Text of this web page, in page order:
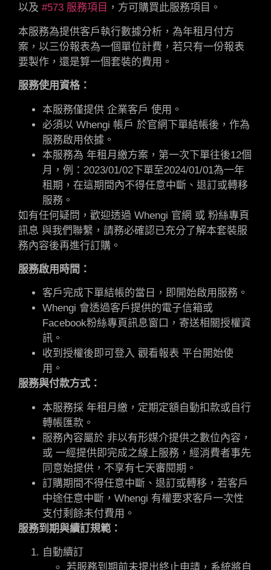
以及 #573 服務項目 ，方可購買此服務項目。
本服務為提供客戶執行數據分析，為年租月付方
案，以三份報表為一個單位計費，若只有一份報表
要製作，還是算一個套裝的費用。
服務使用資格：
本服務僅提供 企業客戶 使用。
必須以 Whengi 帳戶 於官網下單結帳後，作為
服務啟用依據。
本服務為 年租月繳方案，第一次下單往後12個
月，例：2023/01/02下單至2024/01/01為一年
租期，在這期間內不得任意中斷、退訂或轉移
服務。
如有任何疑問，歡迎透過 Whengi 官網 或 粉絲專頁
訊息 與我們聯繫，請務必確認已充分了解本套裝服
務內容後再進行訂購。
服務啟用時間：
客戶完成下單結帳的當日，即開始啟用服務。
Whengi 會透過客戶提供的電子信箱或
Facebook粉絲專頁訊息窗口，寄送相關授權資
訊。
收到授權後即可登入 觀看報表 平台開始使
用。
服務與付款方式：
本服務採 年租月繳，定期定額自動扣款或自行
轉帳匯款。
服務內容屬於 非以有形媒介提供之數位內容，
或 一經提供即完成之線上服務，經消費者事先
同意始提供，不享有七天審閱期。
訂購期間不得任意中斷、退訂或轉移，若客戶
中途任意中斷，Whengi 有權要求客戶一次性
支付剩餘未付費用。
服務到期與續訂規範：
自動續訂
若服務到期前未提出終止申請，系統將自